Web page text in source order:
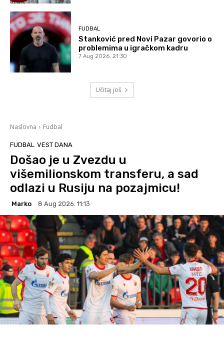
FUDBAL
Stanković pred Novi Pazar govorio o
problemima u igračkom kadru
7 Aug 2026. 21:30
Učitaj još